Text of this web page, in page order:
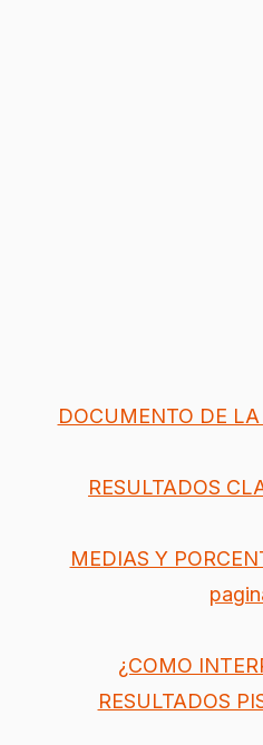
DOCUMENTO DE
RESULTADOS
MEDIAS Y
¿COMO
RESULTADOS